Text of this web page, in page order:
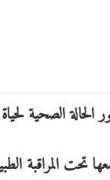
المراقبة